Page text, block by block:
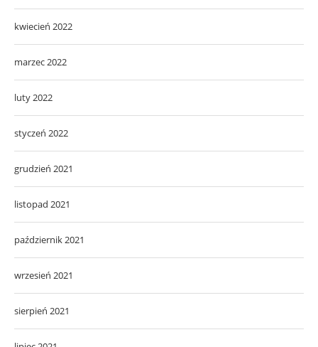
kwiecień 2022
marzec 2022
luty 2022
styczeń 2022
grudzień 2021
listopad 2021
październik 2021
wrzesień 2021
sierpień 2021